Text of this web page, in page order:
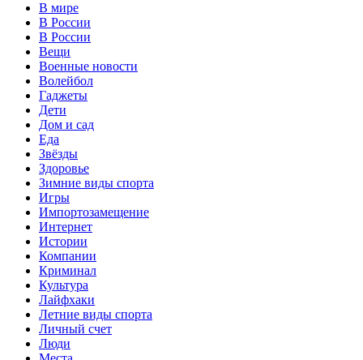
В мире
В России
В России
Вещи
Военные новости
Волейбол
Гаджеты
Дети
Дом и сад
Еда
Звёзды
Здоровье
Зимние виды спорта
Игры
Импортозамещение
Интернет
Истории
Компании
Криминал
Культура
Лайфхаки
Летние виды спорта
Личный счет
Люди